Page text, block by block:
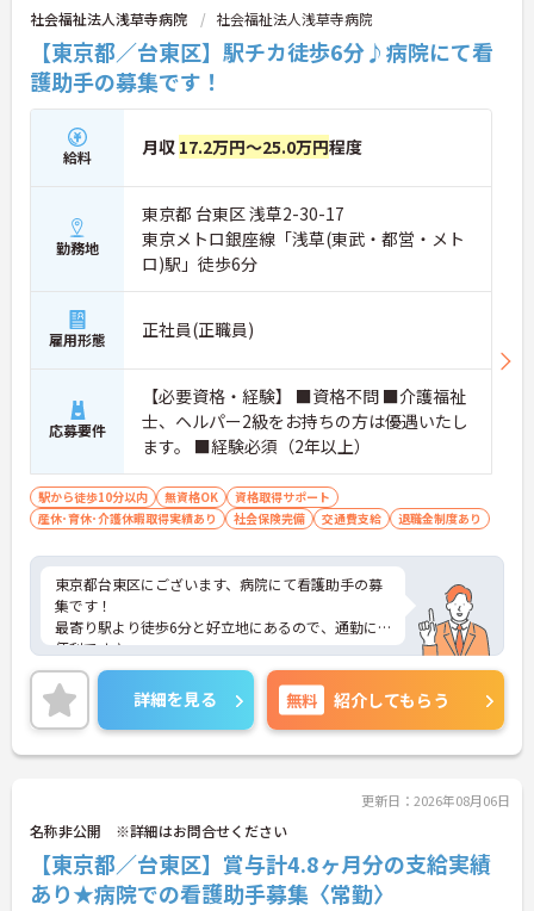
社会福祉法人浅草寺病院 社会福祉法人浅草寺病院
【東京都／台東区】駅チカ徒歩6分♪病院にて看
護助手の募集です！
給料 月収 17.2万円～25.0万円程度
勤務地
東京都 台東区 浅草2-30-17
東京メトロ銀座線「浅草(東武・都営・メト
ロ)駅」徒歩6分
雇用形態 正社員(正職員)
応募要件
【必要資格・経験】 ■資格不問 ■介護福祉
士、ヘルパー2級をお持ちの方は優遇いたし
ます。 ■経験必須（2年以上）
駅から徒歩10分以内 無資格OK
資格取得サポート
産休･育休･介護休暇取得実績あり
社会保険完備 交通費支給 退職金制度あり
東京都台東区にございます、病院にて看護助手の募
集です！
最寄り駅より徒歩6分と好立地にあるので、通勤に
便利です♪
プライベートも大切にできるシフト制や、季節のお
休みあり！無理せず長く働ける介護のお仕事です◎
ご興味のある方は、マイナビ介護職までお問い合わ
せください。
詳細を見る 無料 紹介してもらう
更新日：2026年08月06日
名称非公開 ※詳細はお問合せください
【東京都／台東区】賞与計4.8ヶ月分の支給実績
あり★病院での看護助手募集〈常勤〉